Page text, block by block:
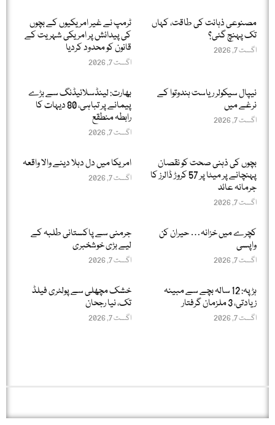
مصنوعی ذہانت کی طاقت، کہاں
تک پہنچ گئی؟
اگست 7, 2026
ٹرمپ نے غیر امریکیوں کے بچوں
کی پیدائش پر امریکی شہریت کے
قانون کو محدود کردیا
اگست 7, 2026
نیپال سیکولر ریاست ہندوتوا کے
نرغے میں
اگست 7, 2026
بھارت: لینڈسلائیڈنگ سے بڑے
پیمانے پر تباہی، 80 دیہات کا
رابطہ منطقع
اگست 7, 2026
بچوں کی ذہنی صحت کو نقصان
پہنچانے پر میٹا پر 57 کروڑ ڈالرز کا
جرمانہ عائد
اگست 7, 2026
امریکا میں دل دہلا دینے والا واقعہ
اگست 7, 2026
کچرے میں خزانہ… حیران کن
واپسی
اگست 7, 2026
جرمنی سے پاکستانی طلبہ کے
لیے بڑی خوشخبری
اگست 7, 2026
ہڑپہ: 12 سالہ بچے سے مبینہ
زیادتی، 3 ملزمان گرفتار
اگست 7, 2026
خشک مچھلی سے پولٹری فیلڈ
تک، نیا رجحان
اگست 7, 2026